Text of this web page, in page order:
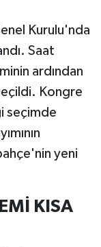
Kurulu'nda
Saat
ardından
Kongre
seçimde
yeni
KISA